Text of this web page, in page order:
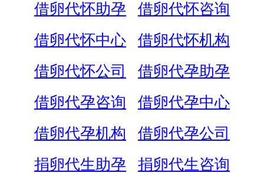
借卵代怀助孕
借卵代怀咨询
借卵代怀中心
借卵代怀机构
借卵代怀公司
借卵代孕助孕
借卵代孕咨询
借卵代孕中心
借卵代孕机构
借卵代孕公司
捐卵代生助孕
捐卵代生咨询